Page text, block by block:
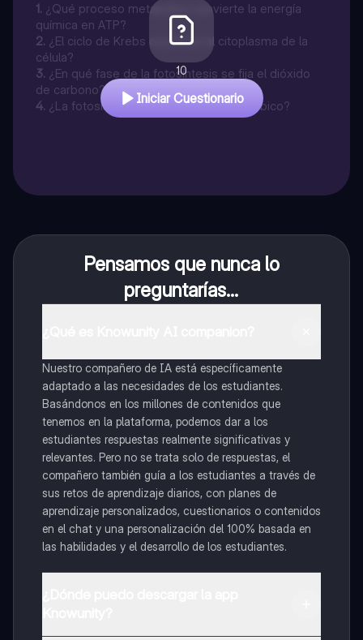
1. ¿Qué proceso metabólico convierte la energía
química en ATP?
2. ¿El ciclo de Krebs ocurre en el citoplasma de la
célula?
3. ¿En qué fase de la fotosíntesis se fija el dióxido
de carbono?
4. ¿La fotosíntesis es un proceso anaeróbico?
10
Iniciar Cuestionario
Pensamos que nunca lo
preguntarías...
Nuestro compañero de IA está específicamente
adaptado a las necesidades de los estudiantes.
Basándonos en los millones de contenidos que
tenemos en la plataforma, podemos dar a los
estudiantes respuestas realmente significativas y
relevantes. Pero no se trata solo de respuestas, el
compañero también guía a los estudiantes a través de
sus retos de aprendizaje diarios, con planes de
aprendizaje personalizados, cuestionarios o contenidos
en el chat y una personalización del 100% basada en
las habilidades y el desarrollo de los estudiantes.